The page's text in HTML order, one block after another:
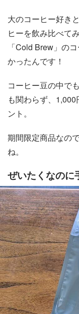
大のコーヒー好き
ヒーを飲み比べて
「Cold Brew」の
かったんです！
コーヒー豆の中で
も関わらず、
ント。
期間限定商品なの
ね。
ぜいたくなのに